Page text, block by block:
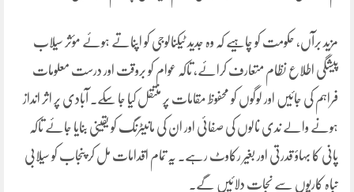
مزید برآں، حکومت کو چاہیے کہ وہ جدید ٹیکنالوجی کو اپناتے ہوئے مؤثر سیلاب
پیشگی اطلاع نظام متعارف کرائے، تاکہ عوام کو بروقت اور درست معلومات
فراہم کی جائیں اور لوگوں کو محفوظ مقامات پر منتقل کیا جا سکے۔ آبادی پر اثر انداز
ہونے والے ندی نالوں کی صفائی اور ان کی مانیٹرنگ کو یقینی بنایا جائے تاکہ
پانی کا بہاؤ قدرتی اور بغیر رکاوٹ رہے۔ یہ تمام اقدامات مل کر پنجاب کو سیلابی
تباہ کاریوں سے نجات دلائیں گے۔